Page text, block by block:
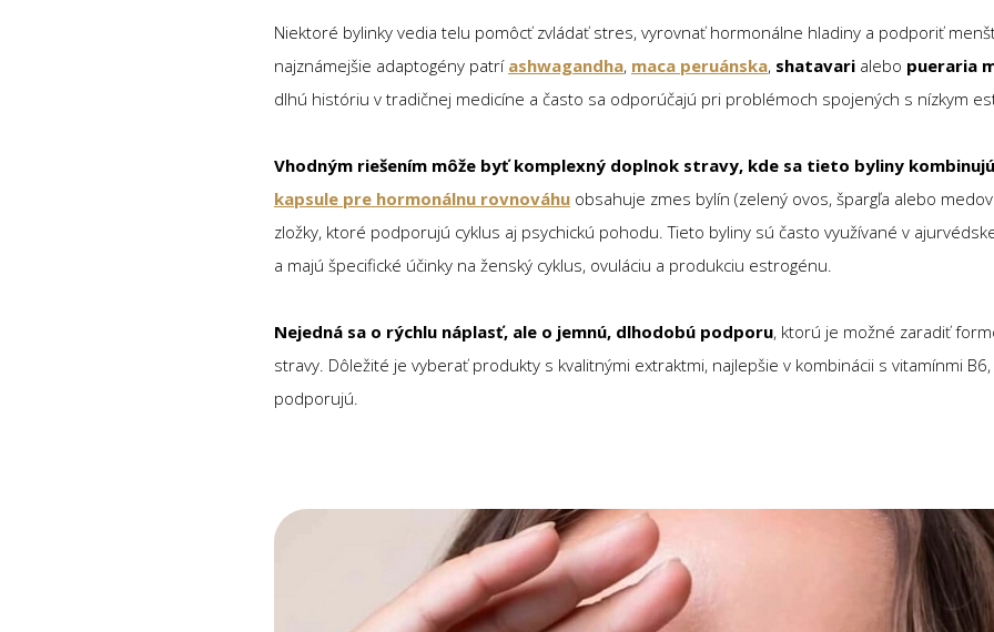
Niektoré bylinky vedia telu pomôcť zvládať stres, vyrovnať hormonálne hladiny a podporiť
najznámejšie adaptogény patrí ashwagandha, maca peruánska, shatavari alebo pueraria
dlhú históriu v tradičnej medicíne a často sa odporúčajú pri problémoch spojených s nízkym
Vhodným riešením môže byť komplexný doplnok stravy, kde sa tieto byliny
kapsule pre hormonálnu rovnováhu obsahuje zmes bylín (zelený ovos, špargľa alebo
zložky, ktoré podporujú cyklus aj psychickú pohodu. Tieto byliny sú často využívané v
a majú špecifické účinky na ženský cyklus, ovuláciu a produkciu estrogénu.
Nejedná sa o rýchlu náplasť, ale o jemnú, dlhodobú podporu, ktorú je možné zaradiť
stravy. Dôležité je vyberať produkty s kvalitnými extraktmi, najlepšie v kombinácii s vitamínmi
podporujú.